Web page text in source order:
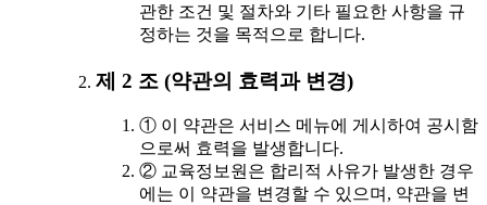
관한 조건 및 절차와 기타 필요한 사항을 규
정하는 것을 목적으로 합니다.
제 2 조 (약관의 효력과 변경)
① 이 약관은 서비스 메뉴에 게시하여 공시함
으로써 효력을 발생합니다.
② 교육정보원은 합리적 사유가 발생한 경우
에는 이 약관을 변경할 수 있으며, 약관을 변